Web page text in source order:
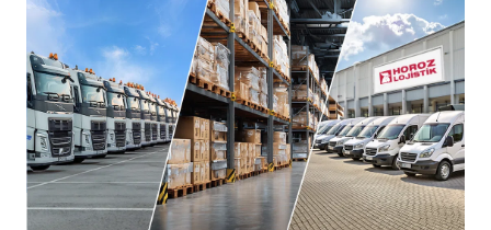
Sadece Ürün
Gönderimi
Montaj &
Demontaj